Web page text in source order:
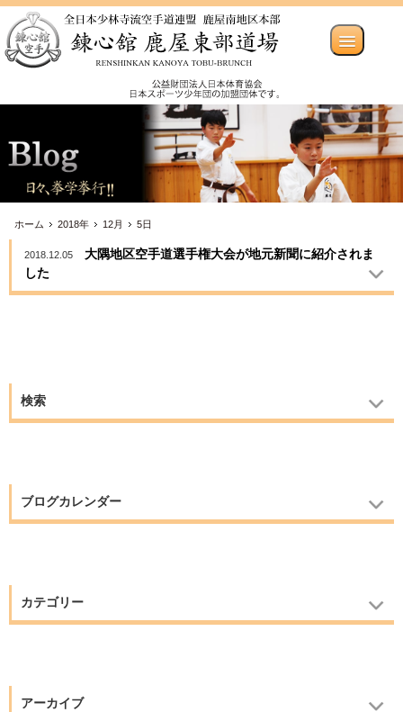
ホーム 2018年 12月 5日
2018.12.05
大隅地区空手道選手権大会が地元新聞に紹介されま
した
検索
ブログカレンダー
カテゴリー
アーカイブ